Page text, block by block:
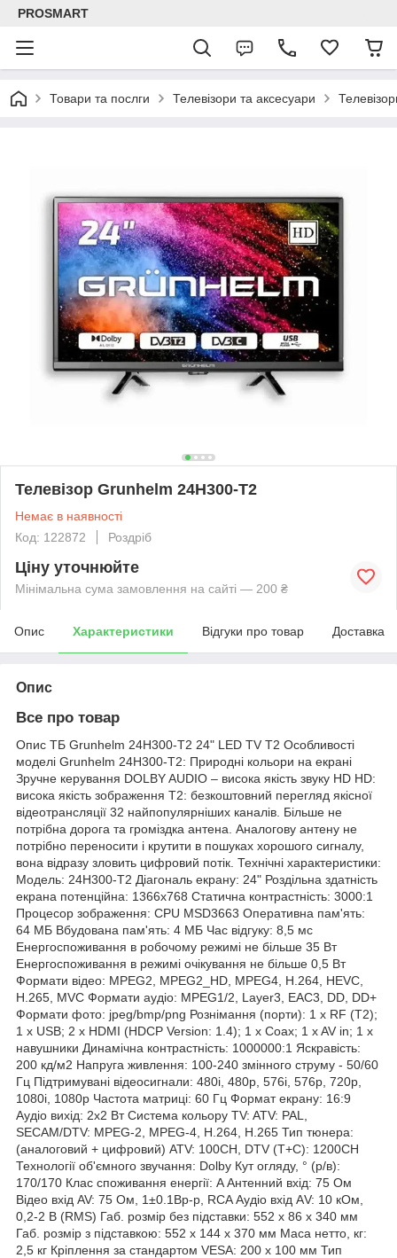
PROSMART
Товари та послги Телевізори та аксесуари
Телевізор Grunhelm 24H300-T2
Немає в наявності
Код: 122872
Роздріб
Ціну уточнюйте
Мінімальна сума замовлення на сайті — 200 ₴
Опис Характеристики Відгуки про товар Доставка
Опис
Все про товар
Опис ТБ Grunhelm 24H300-T2 24" LED TV T2 Особливості
моделі Grunhelm 24H300-T2: Природні кольори на екрані
Зручне керування DOLBY AUDIO – висока якість звуку HD HD:
висока якість зображення Т2: безкоштовний перегляд якісної
відеотрансляції 32 найпопулярніших каналів. Більше не
потрібна дорога та громіздка антена. Аналогову антену не
потрібно переносити і крутити в пошуках хорошого сигналу,
вона відразу зловить цифровий потік. Технічні характеристики:
Модель: 24H300-T2 Діагональ екрану: 24" Роздільна здатність
екрана потенційна: 1366x768 Статична контрастність: 3000:1
Процесор зображення: CPU MSD3663 Оперативна пам'ять:
64 МБ Вбудована пам'ять: 4 МБ Час відгуку: 8,5 мс
Енергоспоживання в робочому режимі не більше 35 Bт
Енергоспоживання в режимі очікування не більше 0,5 Bт
Формати відео: MPEG2, MPEG2_HD, MPEG4, H.264, HEVC,
H.265, MVC Формати аудіо: MPEG1/2, Layer3, EAC3, DD, DD+
Формати фото: jpeg/bmp/png Рознімання (порти): 1 x RF (T2);
1 x USB; 2 x HDMI (HDCP Version: 1.4); 1 х Coax; 1 x AV in; 1 х
навушники Динамічна контрастність: 1000000:1 Яскравість:
200 кд/м2 Напруга живлення: 100-240 змінного струму - 50/60
Гц Підтримувані відеосигнали: 480i, 480p, 576i, 576p, 720p,
1080i, 1080p Частота матриці: 60 Гц Формат екрану: 16:9
Аудіо вихід: 2х2 Вт Система кольору TV: ATV: PAL,
SECAM/DTV: MPEG-2, MPEG-4, H.264, H.265 Тип тюнера:
(аналоговий + цифровий) ATV: 100CH, DTV (T+C): 1200CH
Технології об'ємного звучання: Dolby Кут огляду, ° (р/в):
170/170 Клас споживання енергії: A Антенний вхід: 75 Ом
Відео вхід AV: 75 Ом, 1±0.1Bp-p, RCA Аудіо вхід АV: 10 кОм,
0,2-2 В (RMS) Габ. розмір без підставки: 552 x 86 x 340 мм
Габ. розмір з підставкою: 552 x 144 x 370 мм Маса нетто, кг:
2,5 кг Кріплення за стандартом VESA: 200 x 100 мм Тип